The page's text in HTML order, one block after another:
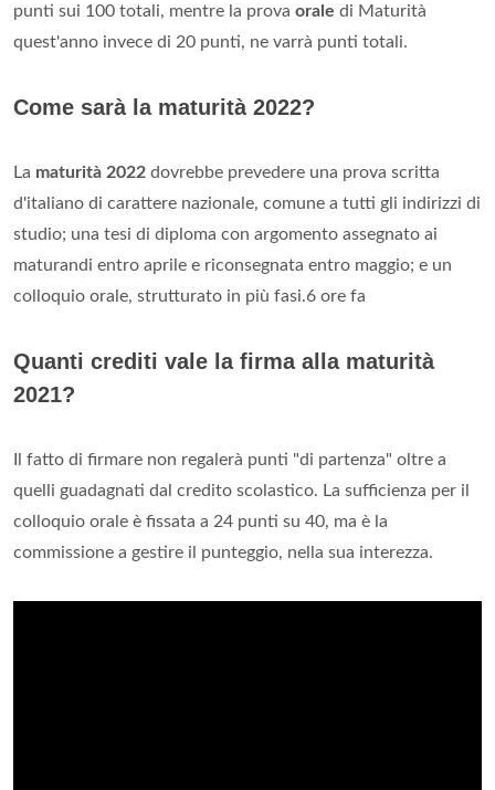
punti sui 100 totali, mentre la prova orale di Maturità
quest'anno invece di 20 punti, ne varrà punti totali.
Come sarà la maturità 2022?
La maturità 2022 dovrebbe prevedere una prova scritta
d'italiano di carattere nazionale, comune a tutti gli indirizzi di
studio; una tesi di diploma con argomento assegnato ai
maturandi entro aprile e riconsegnata entro maggio; e un
colloquio orale, strutturato in più fasi.6 ore fa
Quanti crediti vale la firma alla maturità
2021?
Il fatto di firmare non regalerà punti "di partenza" oltre a
quelli guadagnati dal credito scolastico. La sufficienza per il
colloquio orale è fissata a 24 punti su 40, ma è la
commissione a gestire il punteggio, nella sua interezza.